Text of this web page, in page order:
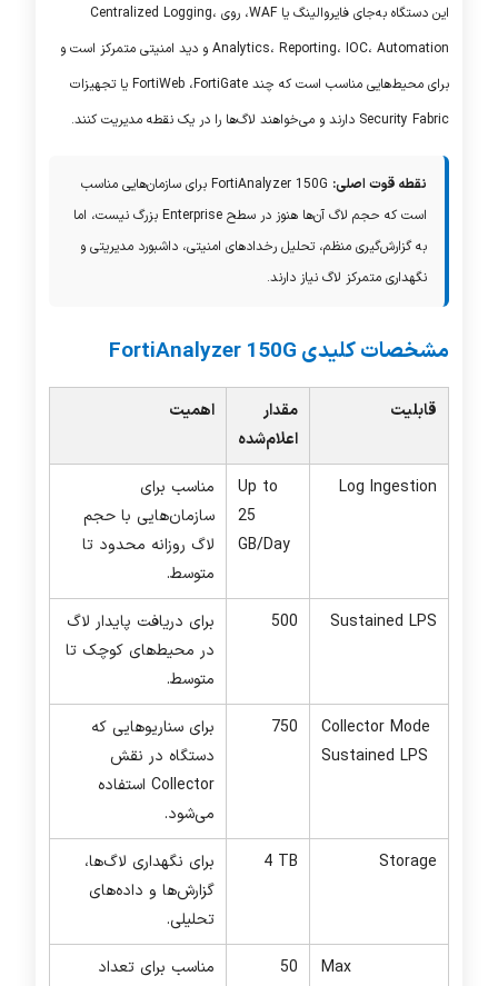
این دستگاه به‌جای فایروالینگ یاWAF
، روی Centralized Logging،
Analytics، Reporting، IOC
، Automation و دید امنیتی متمرکز است و
برای محیط‌هایی مناسب است که چند FortiGate، FortiWeb یا تجهیزات
Security Fabric دارند و می‌خواهند لاگ‌ها را در یک نقطه مدیریت کنند.
نقطه قوت اصلی: FortiAnalyzer 150G برای سازمان‌هایی مناسب
است که حجم لاگ آن‌ها هنوز در سطح Enterprise بزرگ نیست، اما
به گزارش‌گیری منظم، تحلیل رخدادهای امنیتی، داشبورد مدیریتی و
نگهداری متمرکز لاگ نیاز دارند.
مشخصات کلیدی FortiAnalyzer 150G
قابلیت
مقدار
اعلام‌شده
اهمیت
Log Ingestion
Up to
25
GB/Day
مناسب برای
سازمان‌هایی با حجم
لاگ روزانه محدود تا
متوسط.
Sustained LPS
500
برای دریافت پایدار لاگ
در محیط‌های کوچک تا
متوسط.
Collector Mode
Sustained LPS
750
برای سناریوهایی که
دستگاه در نقش
Collector استفاده
می‌شود.
Storage
4 TB
برای نگهداری لاگ‌ها،
گزارش‌ها و داده‌های
تحلیلی.
Max
50
مناسب برای تعداد